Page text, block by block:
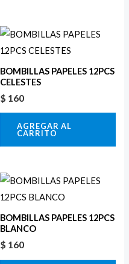
BOMBILLAS PAPELES 12PCS
CELESTES
$ 160
AGREGAR AL
CARRITO
BOMBILLAS PAPELES 12PCS
BLANCO
$ 160